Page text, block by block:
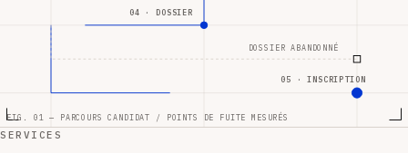
04 · DOSSIER
05 · INSCRIPTION
DOSSIER ABANDONNÉ
FIG. 01 — PARCOURS CANDIDAT / POINTS DE FUITE MESURÉS
SERVICES